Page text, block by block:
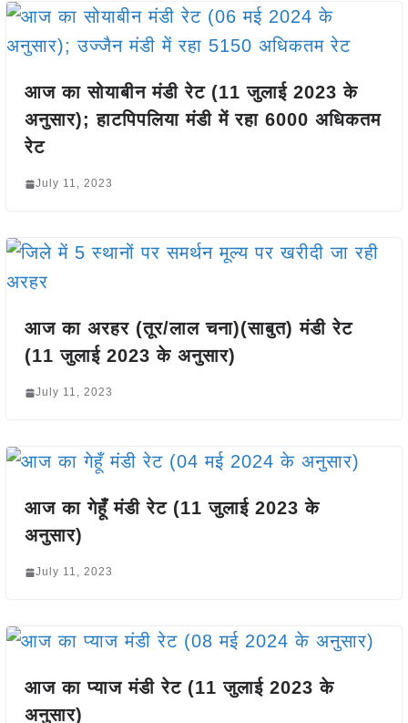
आज का सोयाबीन मंडी रेट (11 जुलाई 2023 के
अनुसार); हाटपिपलिया मंडी में रहा 6000 अधिकतम
रेट
July 11, 2023
आज का अरहर (तूर/लाल चना)(साबुत) मंडी रेट
(11 जुलाई 2023 के अनुसार)
July 11, 2023
आज का गेहूँ मंडी रेट (11 जुलाई 2023 के
अनुसार)
July 11, 2023
आज का प्याज मंडी रेट (11 जुलाई 2023 के
अनुसार)